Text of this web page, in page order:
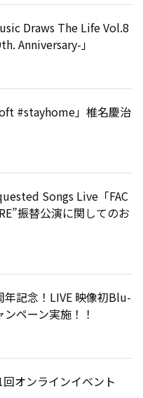
Draws The Life Vol.8
Anniversary-」
#stayhome」椎名慶治
Songs Live「FAC
振替公演に関してのお
記念！LIVE 映像初Blu-
ペーン実施！！
回オンラインイベント